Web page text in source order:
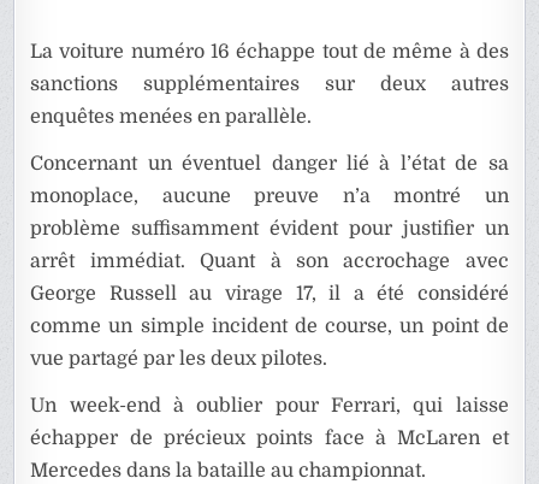
La voiture numéro 16 échappe tout de même à des
sanctions supplémentaires sur deux autres
enquêtes menées en parallèle.
Concernant un éventuel danger lié à l’état de sa
monoplace, aucune preuve n’a montré un
problème suffisamment évident pour justifier un
arrêt immédiat. Quant à son accrochage avec
George Russell au virage 17, il a été considéré
comme un simple incident de course, un point de
vue partagé par les deux pilotes.
Un week-end à oublier pour Ferrari, qui laisse
échapper de précieux points face à McLaren et
Mercedes dans la bataille au championnat.